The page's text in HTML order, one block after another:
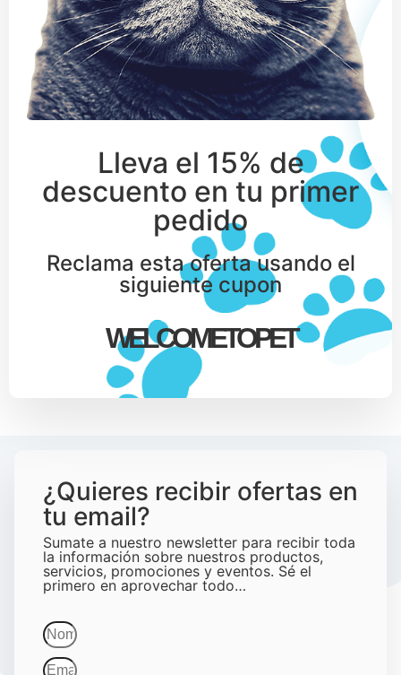
Lleva el 15% de
descuento en tu primer
pedido
Reclama esta oferta usando el
siguiente cupon
WELCOMETOPET
¿Quieres recibir ofertas en
tu email?
Sumate a nuestro newsletter para recibir toda
la información sobre nuestros productos,
servicios, promociones y eventos. Sé el
primero en aprovechar todo…